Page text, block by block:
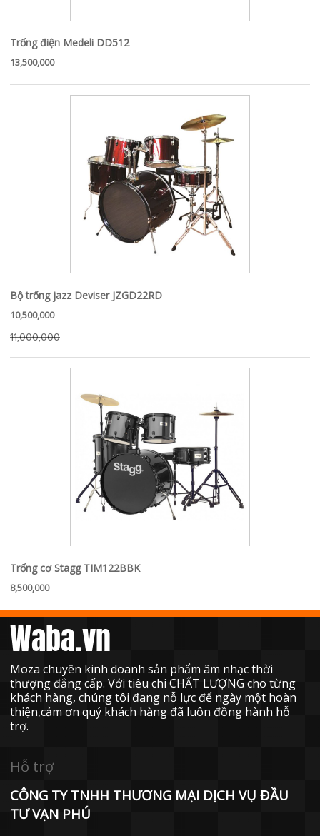
Trống điện Medeli DD512
13,500,000
Bộ trống jazz Deviser JZGD22RD
10,500,000
11,000,000
Trống cơ Stagg TIM122BBK
8,500,000
Waba.vn
Moza chuyên kinh doanh sản phẩm âm nhạc thời
thượng đẳng cấp. Với tiêu chi CHẤT LƯỢNG cho từng
khách hàng, chúng tôi đang nỗ lực để ngày một hoàn
thiện,cảm ơn quý khách hàng đã luôn đồng hành hỗ
trợ.
Hỗ trợ
CÔNG TY TNHH THƯƠNG MẠI DỊCH VỤ ĐẦU
TƯ VẠN PHÚ